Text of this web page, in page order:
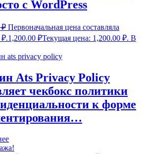
с WordPress
₽ Первоначальная цена составляла
₽.1,200.00 ₽Текущая цена: 1,200.00 ₽. В
Ats Privacy Policy
чекбокс политики
к форме